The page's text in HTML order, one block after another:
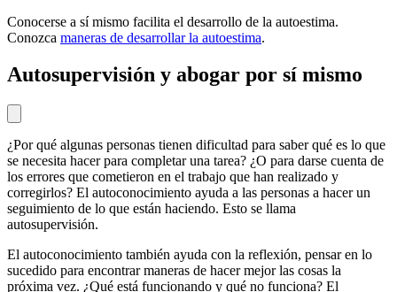
Conocerse a sí mismo facilita el desarrollo de la autoestima.
Conozca maneras de desarrollar la autoestima.
Autosupervisión y abogar por sí mismo
¿Por qué algunas personas tienen dificultad para saber qué es lo que
se necesita hacer para completar una tarea? ¿O para darse cuenta de
los errores que cometieron en el trabajo que han realizado y
corregirlos? El autoconocimiento ayuda a las personas a hacer un
seguimiento de lo que están haciendo. Esto se llama
autosupervisión.
El autoconocimiento también ayuda con la reflexión, pensar en lo
sucedido para encontrar maneras de hacer mejor las cosas la
próxima vez. ¿Qué está funcionando y qué no funciona? El